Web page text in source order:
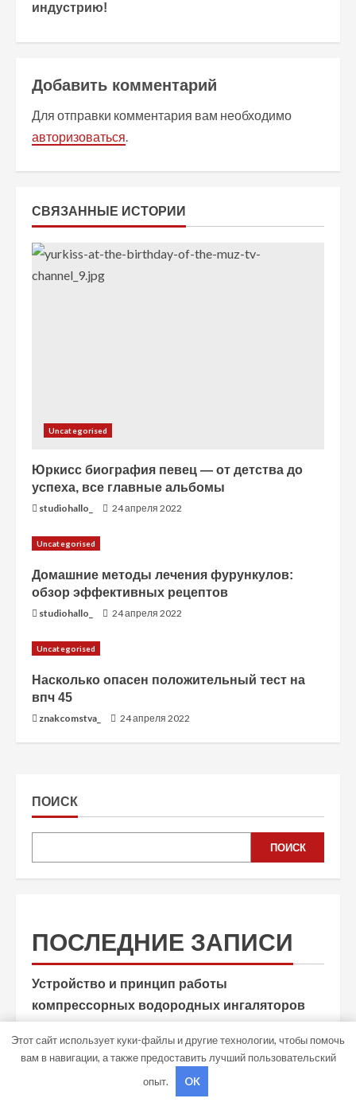
л
ж
и
т
ь
т
е
н
индустрию!
Добавить комментарий
Для отправки комментария вам необходимо
авторизоваться.
СВЯЗАННЫЕ ИСТОРИИ
Uncategorised
Юркисс биография певец — от детства до
успеха, все главные альбомы
studiohallo_ 24 апреля 2022
Uncategorised
Домашние методы лечения фурункулов:
обзор эффективных рецептов
studiohallo_ 24 апреля 2022
Uncategorised
Насколько опасен положительный тест на
впч 45
znakcomstva_ 24 апреля 2022
ПОИСК
ПОИСК
ПОСЛЕДНИЕ ЗАПИСИ
Устройство и принцип работы
компрессорных водородных ингаляторов
Организация выездной детоксикации
врачом-наркологом на дому
Медицинские методы терапии хронического
Этот сайт использует куки-файлы и другие технологии, чтобы помочь
вам в навигации, а также предоставить лучший пользовательский
опыт.
OK